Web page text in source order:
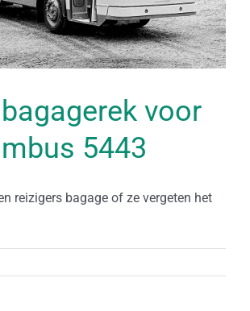
voor
5443
reizigers bagage of ze vergeten het